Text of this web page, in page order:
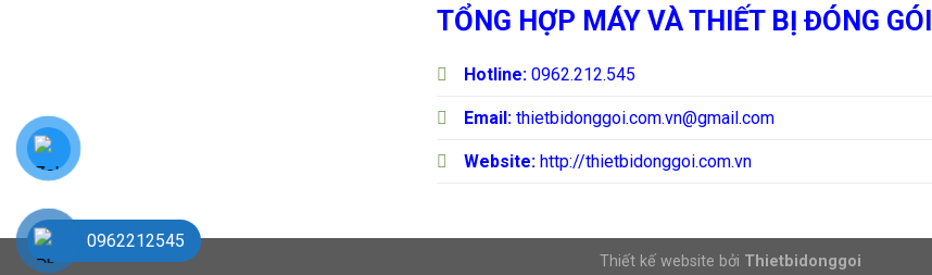
TỔNG HỢP MÁY VÀ THIẾT BỊ ĐÓNG GÓI
Hotline: 0962.212.545
Email: thietbidonggoi.com.vn@gmail.com
Website: http://thietbidonggoi.com.vn
Thiết kế website bởi Thietbidonggoi
0962212545